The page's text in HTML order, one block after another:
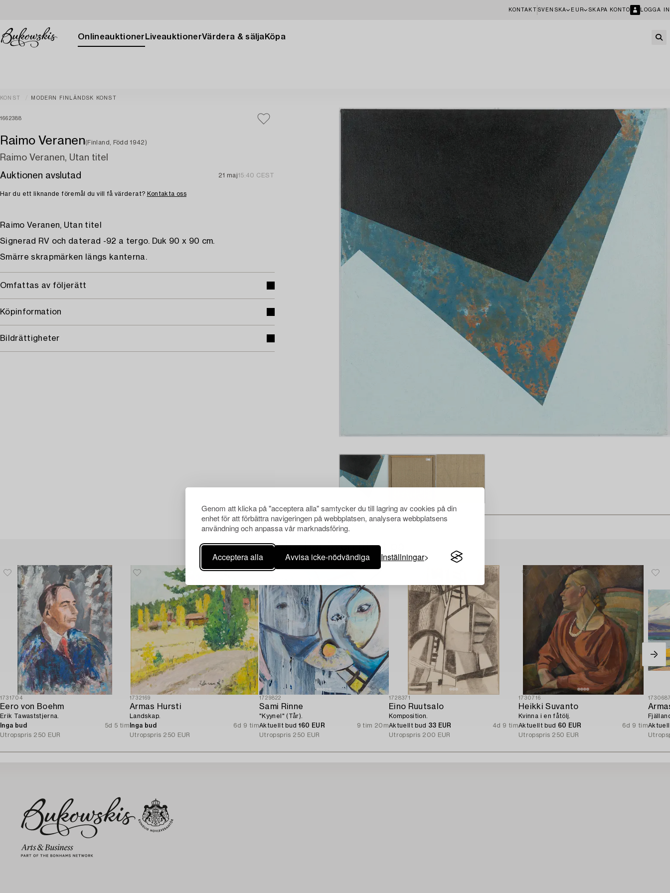
Genom att klicka på "acceptera alla" samtycker du till lagring av cookies på din
enhet för att förbättra navigeringen på webbplatsen, analysera webbplatsens
användning och anpassa vår marknadsföring.
Acceptera alla Avvisa icke-nödvändiga Inställningar
KONTAKT SVENSKA EUR SKAPA KONTO LOGGA IN
Onlineauktioner LiveauktionerVärdera & sälja Köpa
KONST MODERN FINLÄNDSK KONST
1662388
Raimo Veranen(Finland, Född 1942)
Raimo Veranen, Utan titel
Auktionen avslutad
21 maj15:40 CEST
Har du ett liknande föremål du vill få värderat? Kontakta oss
Raimo Veranen, Utan titel
Signerad RV och daterad -92 a tergo. Duk 90 x 90 cm.
Smärre skrapmärken längs kanterna.
Omfattas av följerätt
Köpinformation
Bildrättigheter
Andra har även tittat på
1731704
Eero von Boehm
Erik Tawaststjerna.
Inga bud
5d 5 tim
Utropspris 250 EUR
1732169
Armas Hursti
Landskap.
Inga bud
6d 9 tim
Utropspris 250 EUR
1729822
Sami Rinne
"Kyynel" (Tår).
Aktuellt bud 160 EUR
9 tim 20m
Utropspris 250 EUR
1728371
Eino Ruutsalo
Komposition.
Aktuellt bud 33 EUR
4d 9 tim
Utropspris 200 EUR
1730716
Heikki Suvanto
Kvinna i en fåtölj.
Aktuellt bud 60 EUR
6d 9 tim
Utropspris 250 EUR